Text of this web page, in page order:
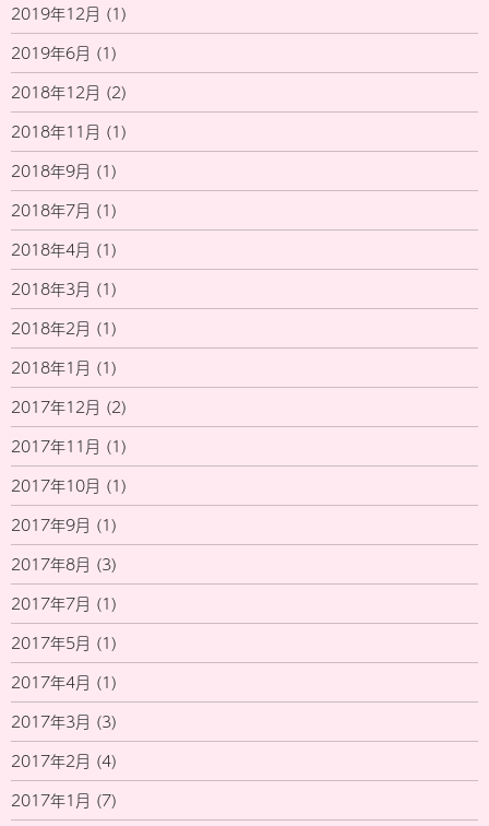
2019年12月 (1)
2019年6月 (1)
2018年12月 (2)
2018年11月 (1)
2018年9月 (1)
2018年7月 (1)
2018年4月 (1)
2018年3月 (1)
2018年2月 (1)
2018年1月 (1)
2017年12月 (2)
2017年11月 (1)
2017年10月 (1)
2017年9月 (1)
2017年8月 (3)
2017年7月 (1)
2017年5月 (1)
2017年4月 (1)
2017年3月 (3)
2017年2月 (4)
2017年1月 (7)